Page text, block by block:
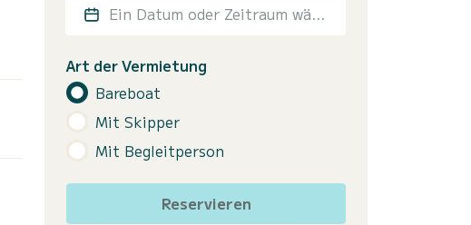
Ein Datum oder Zeitraum wählen
Art der Vermietung
Bareboat
Mit Skipper
Mit Begleitperson
Reservieren